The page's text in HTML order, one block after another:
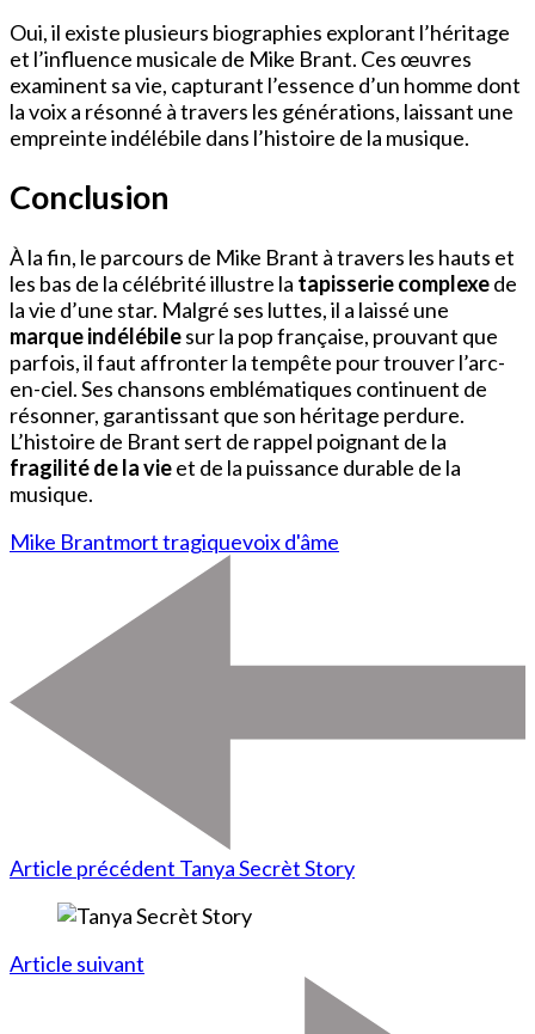
Oui, il existe plusieurs biographies explorant l’héritage
et l’influence musicale de Mike Brant. Ces œuvres
examinent sa vie, capturant l’essence d’un homme dont
la voix a résonné à travers les générations, laissant une
empreinte indélébile dans l’histoire de la musique.
Conclusion
À la fin, le parcours de Mike Brant à travers les hauts et
les bas de la célébrité illustre la tapisserie complexede
la vie d’une star. Malgré ses luttes, il a laissé une
marque indélébilesur la pop française, prouvant que
parfois, il faut affronter la tempête pour trouver l’arc-
en-ciel. Ses chansons emblématiques continuent de
résonner, garantissant que son héritage perdure.
L’histoire de Brant sert de rappel poignant de la
fragilité de la vieet de la puissance durable de la
musique.
Mike Brantmort tragiquevoix d'âme
Article précédent Tanya Secrèt Story
Article suivant